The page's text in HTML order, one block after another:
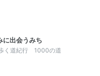
に出会うみち
く道紀行 1000の道